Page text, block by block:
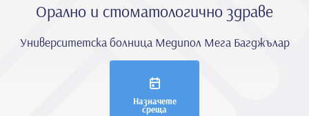
Орално и стоматологично здраве
Университетска болница Медипол Мега Багджълар
Назначете
среща